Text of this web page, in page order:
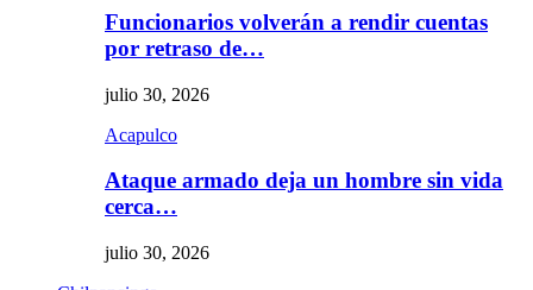
Funcionarios volverán a rendir cuentas
por retraso de…
julio 30, 2026
Acapulco
Ataque armado deja un hombre sin vida
cerca…
julio 30, 2026